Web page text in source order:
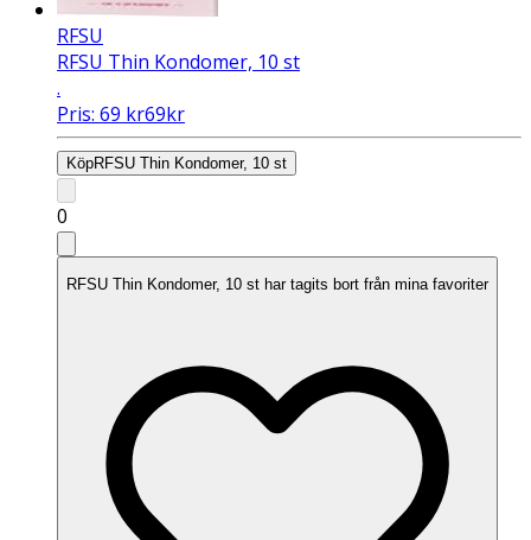
RFSU
RFSU Thin Kondomer, 10 st
.
Pris: 69 kr69kr
KöpRFSU Thin Kondomer, 10 st
0
RFSU Thin Kondomer, 10 st har tagits bort från mina favoriter